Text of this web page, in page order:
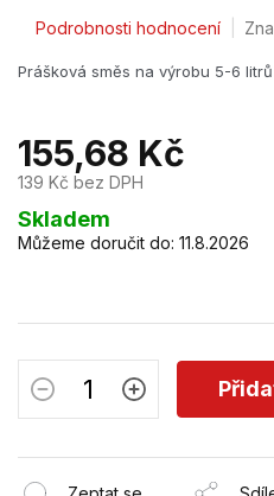
Průměrné
produktu
z
5
hvězdiček.
Podrobnosti hodnocení
Prášková směs na výrobu 5-6
155,68 Kč
139 Kč bez DPH
Měrná
cena:
Skladem
Můžeme doručit do: 11.8.2026